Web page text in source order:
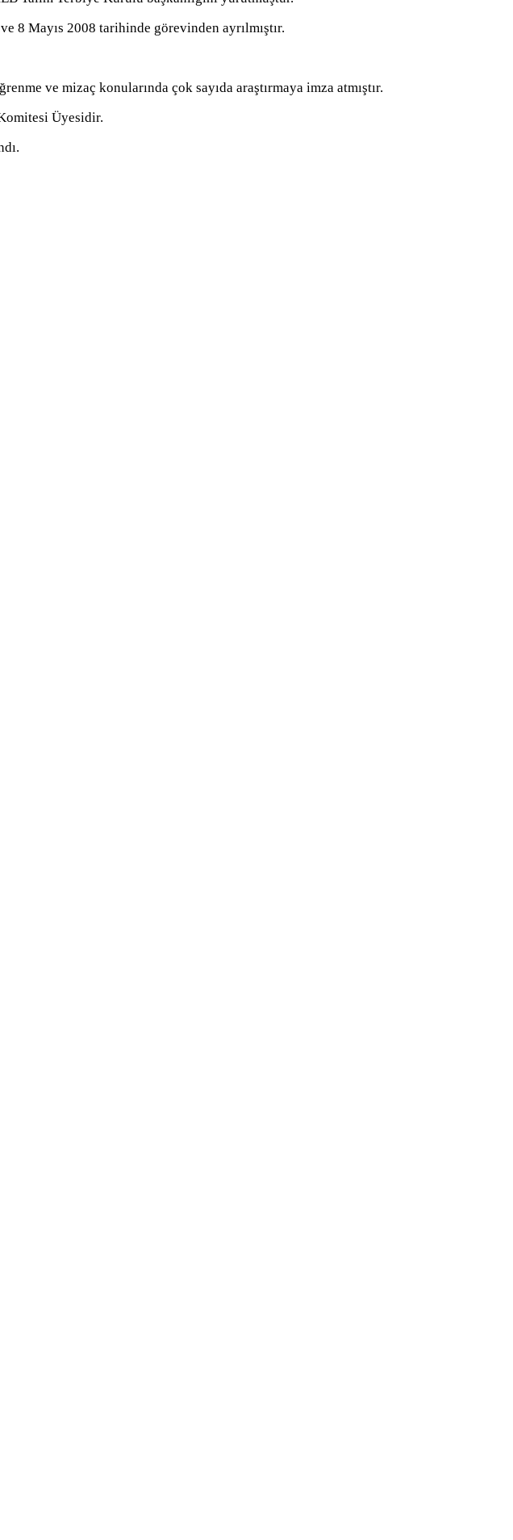
8 Mayıs 2008 tarihinde görevinden ayrılmıştır.
ve mizaç konularında çok sayıda araştırmaya imza atmıştır.
Üyesidir.